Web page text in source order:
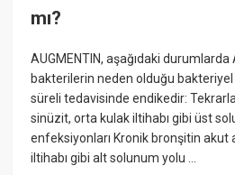
mı?
AUGMENTIN, aşağıdaki durumlarda
bakterilerin neden olduğu bakteriyel
süreli tedavisinde endikedir:
sinüzit, orta kulak iltihabı gibi üst
enfeksiyonları Kronik bronşitin akut
iltihabı gibi alt solunum yolu ...